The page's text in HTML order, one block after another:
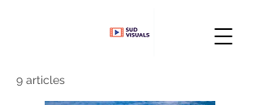
9 articles